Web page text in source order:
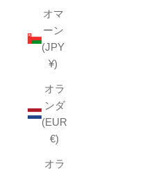
オマ
ーン
(JPY
¥)
オラ
ンダ
(EUR
€)
オラ